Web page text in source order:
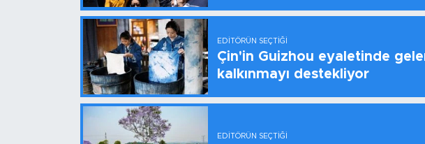
EDITÖRÜN SEÇTIĞI
Çin'in Guizhou eyaletinde
kalkınmayı destekliyor
EDITÖRÜN SEÇTIĞI